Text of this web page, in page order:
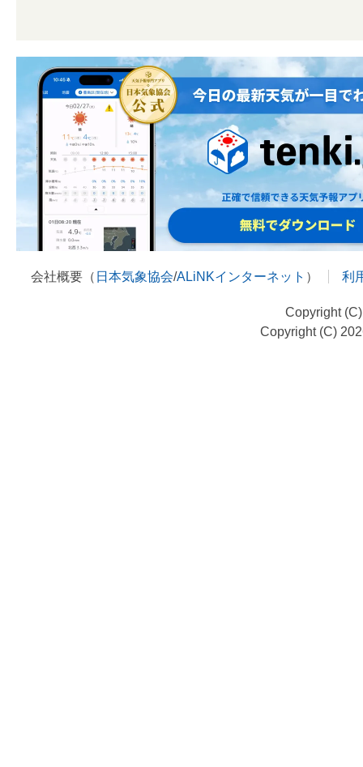
会社概要（ 日本気象協会/ALiNKインターネット ） 利
Copyright
Copyright (C)